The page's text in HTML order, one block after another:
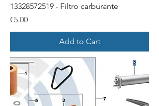
13328572519 - Filtro carburante
Price
€5.00
Add to Cart